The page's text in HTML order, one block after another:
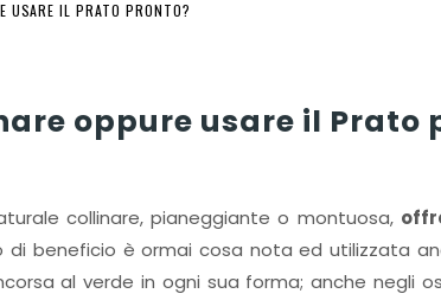
USARE IL PRATO PRONTO?
oppure usare il Prato
collinare, pianeggiante o montuosa,
beneficio è ormai cosa nota ed utilizzata
al verde in ogni sua forma; anche negli